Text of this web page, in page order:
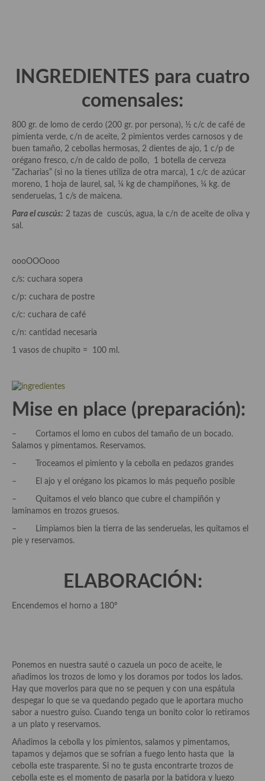
Aceites
Sales y polvos
Salsas y mojos
Adobos
Aperitivos
Bebidas
Entrantes y primeros platos
Ensaladas
Gazpachos, salmorejos, sopas y cremas frías
Legumbres y cereales
Cuscús
Masas elaboradas con harina, pizzas, quiches y demás
Plato principal
Pescado y Marisco
Quesos, recetas
Salazones y encurtidos
Recetas Especiales
Recetas de Cuaresma
Recetas maridadas con los mejores AOVES
INGREDIENTES para cuatro
comensales:
800 gr. de lomo de cerdo (200 gr. por persona), ½ c/c de café de
pimienta verde, c/n de aceite, 2 pimientos verdes carnosos y de
buen tamaño, 2 cebollas hermosas, 2 dientes de ajo, 1 c/p de
orégano fresco, c/n de caldo de pollo, 1 botella de cerveza
“Zacharias” (si no la tienes utiliza de otra marca), 1 c/c de azúcar
moreno, 1 hoja de laurel, sal, ¼ kg de champiñones, ¼ kg. de
senderuelas, 1 c/s de maicena.
Para el cuscús: 2 tazas de cuscús, agua, la c/n de aceite de oliva y
sal.
oooOOOooo
c/s: cuchara sopera
c/p: cuchara de postre
c/c: cuchara de café
c/n: cantidad necesaria
1 vasos de chupito = 100 ml.
Mise en place (preparación):
– Cortamos el lomo en cubos del tamaño de un bocado.
Salamos y pimentamos. Reservamos.
– Troceamos el pimiento y la cebolla en pedazos grandes
– El ajo y el orégano los picamos lo más pequeño posible
– Quitamos el velo blanco que cubre el champiñón y
laminamos en trozos gruesos.
– Limpiamos bien la tierra de las senderuelas, les quitamos el
pie y reservamos.
ELABORACIÓN:
Encendemos el horno a 180º
Ponemos en nuestra sauté o cazuela un poco de aceite, le
añadimos los trozos de lomo y los doramos por todos los lados.
Hay que moverlos para que no se pequen y con una espátula
despegar lo que se va quedando pegado que le aportara mucho
sabor a nuestro guiso. Cuando tenga un bonito color lo retiramos
a un plato y reservamos.
Añadimos la cebolla y los pimientos, salamos y pimentamos,
tapamos y dejamos que se sofrían a fuego lento hasta que la
cebolla este trasparente. Si no te gusta encontrarte trozos de
cebolla este es el momento de pasarla por la batidora y luego